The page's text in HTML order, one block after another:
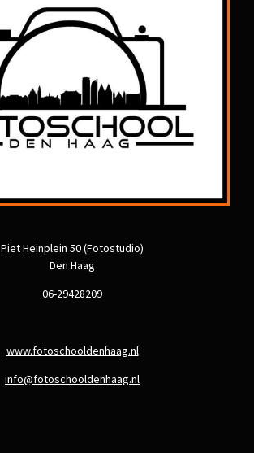
Piet Heinplein 50 (Fotostudio)
Den Haag
06-29428209
www.fotoschooldenhaag.nl
info@fotoschooldenhaag.nl